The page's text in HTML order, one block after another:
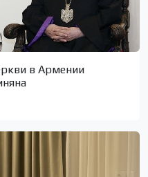
в Армении